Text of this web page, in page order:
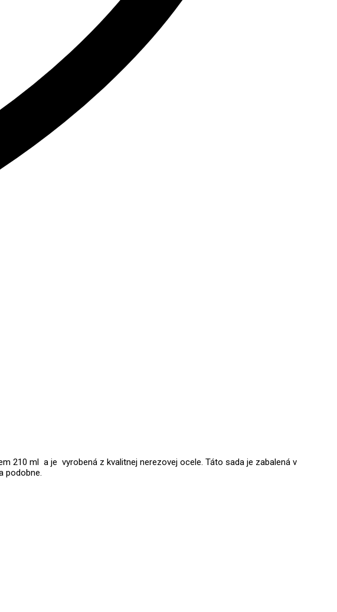
210 ml a je vyrobená z kvalitnej nerezovej ocele. Táto sada je zabalená v
podobne.